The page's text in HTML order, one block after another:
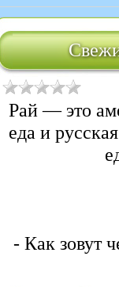
Рай — это
еда и
- Как зовут